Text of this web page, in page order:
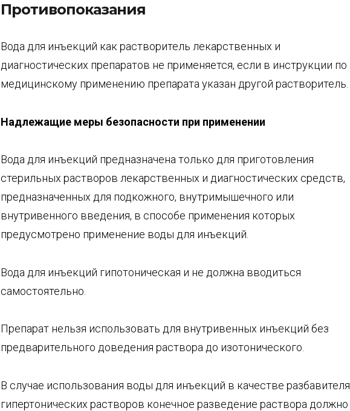
Противопоказания
Вода для инъекций как растворитель лекарственных и
диагностических препаратов не применяется, если в инструкции по
медицинскому применению препарата указан другой растворитель.
Надлежащие меры безопасности при применении
Вода для инъекций предназначена только для приготовления
стерильных растворов лекарственных и диагностических средств,
предназначенных для подкожного, внутримышечного или
внутривенного введения, в способе применения которых
предусмотрено применение воды для инъекций.
Вода для инъекций гипотоническая и не должна вводиться
самостоятельно.
Препарат нельзя использовать для внутривенных инъекций без
предварительного доведения раствора до изотонического.
В случае использования воды для инъекций в качестве разбавителя
гипертонических растворов конечное разведение раствора должно